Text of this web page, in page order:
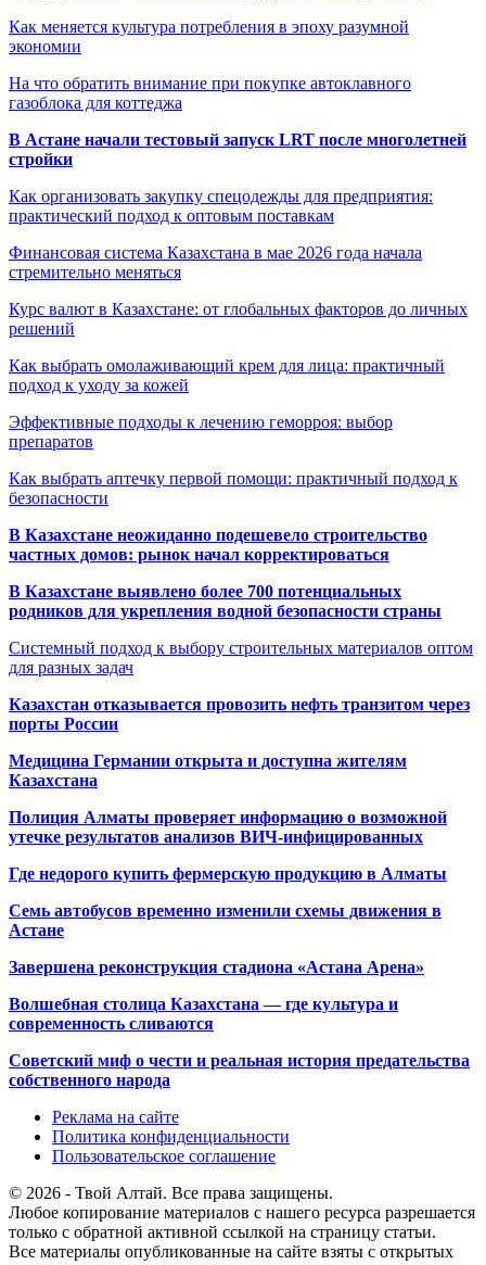
Как меняется культура потребления в эпоху разумной
экономии
На что обратить внимание при покупке автоклавного
газоблока для коттеджа
В Астане начали тестовый запуск LRT после многолетней
стройки
Как организовать закупку спецодежды для предприятия:
практический подход к оптовым поставкам
Финансовая система Казахстана в мае 2026 года начала
стремительно меняться
Курс валют в Казахстане: от глобальных факторов до личных
решений
Как выбрать омолаживающий крем для лица: практичный
подход к уходу за кожей
Эффективные подходы к лечению геморроя: выбор
препаратов
Как выбрать аптечку первой помощи: практичный подход к
безопасности
В Казахстане неожиданно подешевело строительство
частных домов: рынок начал корректироваться
В Казахстане выявлено более 700 потенциальных
родников для укрепления водной безопасности страны
Системный подход к выбору строительных материалов оптом
для разных задач
Казахстан отказывается провозить нефть транзитом через
порты России
Медицина Германии открыта и доступна жителям
Казахстана
Полиция Алматы проверяет информацию о возможной
утечке результатов анализов ВИЧ-инфицированных
Где недорого купить фермерскую продукцию в Алматы
Семь автобусов временно изменили схемы движения в
Астане
Завершена реконструкция стадиона «Астана Арена»
Волшебная столица Казахстана — где культура и
современность сливаются
Советский миф о чести и реальная история предательства
собственного народа
Реклама на сайте
Политика конфиденциальности
Пользовательское соглашение
© 2026 - Твой Алтай. Все права защищены.
Любое копирование материалов с нашего ресурса разрешается
только с обратной активной ссылкой на страницу статьи.
Все материалы опубликованные на сайте взяты с открытых